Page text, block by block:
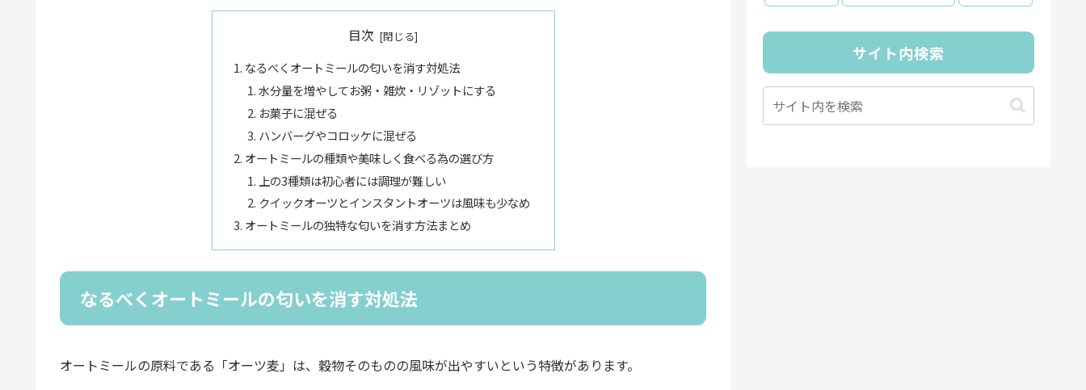
目次
なるべくオートミールの匂いを消す対処法
水分量を増やしてお粥・雑炊・リゾットにする
お菓子に混ぜる
ハンバーグやコロッケに混ぜる
オートミールの種類や美味しく食べる為の選び方
上の3種類は初心者には調理が難しい
クイックオーツとインスタントオーツは風味も少なめ
オートミールの独特な匂いを消す方法まとめ
なるべくオートミールの匂いを消す対処法
オートミールの原料である「オーツ麦」は、穀物そのものの風味が出やすいという特徴があります。
サイト内検索